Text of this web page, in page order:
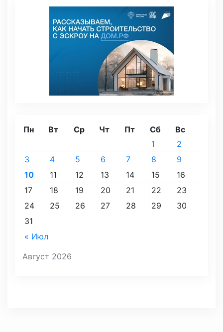
Август 2026
Пн Вт Ср Чт Пт Сб Вс
« Июл
1
2
3
4 5 6 7 8
9
10
11 12 13 14 15
16
17
18 19 20 21 22
23
24
25 26 27 28 29
30
31